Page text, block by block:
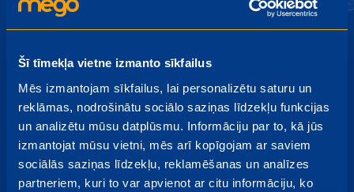
Šī tīmekļa vietne izmanto sīkfailus
Mēs izmantojam sīkfailus, lai personalizētu saturu un
reklāmas, nodrošinātu sociālo saziņas līdzekļu funkcijas
un analizētu mūsu datplūsmu. Informāciju par to, kā jūs
izmantojat mūsu vietni, mēs arī kopīgojam ar saviem
sociālās saziņas līdzekļu, reklamēšanas un analīzes
partneriem, kuri to var apvienot ar citu informāciju, ko
Piesakies Mego jaunumiem
Akcijas, izpārdošanas, jauni produkti - uzzini pirmais par
jaumumiem!